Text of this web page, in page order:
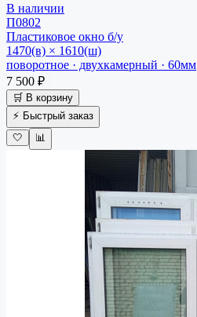
В наличии
П0802
Пластиковое окно б/у
1470(в) × 1610(ш)
поворотное · двухкамерный · 60мм
7 500 ₽
🛒 В корзину
⚡ Быстрый заказ
🤍
📊